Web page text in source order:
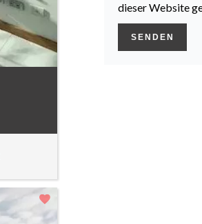
dieser Website
SENDEN